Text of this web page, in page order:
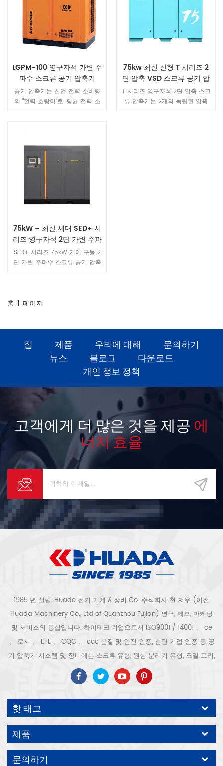
LGPM-100 영구자석 가변 주
파수 스크류 공기 압축기
공기 압축기는 산업 전력 소비량
의 "전력 호랑이"로, 평균 전력 소
임없는 노력과 연구를 통해 중요
한 돌파구를 마련했습니다. 저희
회사가 개발한 영구 자석 가변 주
동 효율을 유지하면서 사용자의
전력 소비량을 약 40% 절감합니
75kw 최신 신형 T 시리즈 2
단 압축 VSD 스크류 공기 압
축기
T 시리즈 영구자석 2단 압축 스크
류 압축기는 2개의 독립된 압축
75kW – 최신 세대 SED+ 시
리즈 영구자석 2단 가변 주파
수 스크류 공기 압축기
SED+ 시리즈 75kW 기어 구동 2
단 가변 주파수 스크류 공기 압축
어 중공업 제조, 에너지 및 섬유
다.
총 1 페이지
집 제품 우리에 대해
문의하기
뉴스
블로그
다운로드
개인 정보 정책
고객에게 더 많은 것을 제공 에
너지 효율
1985 년 설립, Huade 전기 기계 & 장비 Co. 주식회사 천 저우 (이전
Huada Machinery Co., Ltd of Quanzhou Fujian) 연구, 제조, 마케팅
및 서비스의 통합입니다. 하이테크 기업으로서 ISO9001 / 14001 、 ce
、 로시 、 ETL 、 CQC 、 ccc 품질 및 안전 인증, 첨단 기업 인증 등 공
기 압축기 시스템 및 장비에는 스크류 유형, 원심 분리기 유형, 오일 프리,
스크롤 유형, 피스톤 유형, 건조기, 필터, 배수기, 완전한 공기 압축기 생산
라인 등이 포함됩니다. 보다 300 가지 유형의 공기 압축기 산업 전문가
우리 회사는 보다 30 년 경력 from 압력 용기, 전기 모터, 정밀 부품 가공
및 장비에 대한 최고의 부품 주조 조립. 또한 우리 회사는 영구 자석 서보
모터의 자체 핵심 프로세스를 개발하고 관련 기술 특허를 획득하여 국가
에너지 절약 및 환경 보호 기술 발전에 기여했습니다. 우리 자신의 브랜
드 공기 압축기를 기대하십시오, ODM / OEM 수락입니다.
핫 태그
제품
문의하기